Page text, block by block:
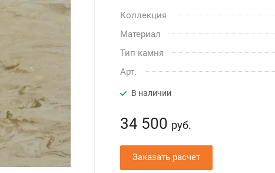
Коллекция
Материал
Тип камня
Арт.
В наличии
34 500 руб.
Заказать расчет